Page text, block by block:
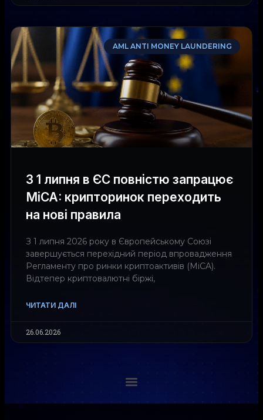
AML ANTI MONEY LAUNDERING
З 1 липня в ЄС повністю запрацює
MiCA: крипторинок переходить
на нові правила
З 1 липня 2026 року в Європейському Союзі
завершується перехідний період впровадження
Регламенту про ринки криптоактивів (MiCA).
Відтепер криптовалютні біржі,
ЧИТАТИ ДАЛІ
26.06.2026